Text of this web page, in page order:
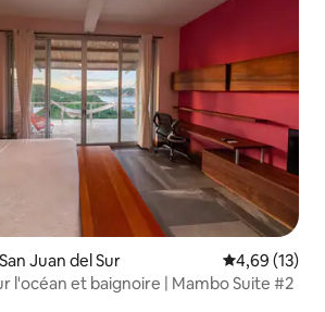
Juan del Sur Évaluation
4,69 (13)
l'océan et baignoire | Mambo Suite #2